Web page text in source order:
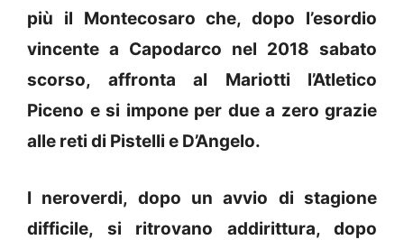
più il Montecosaro che, dopo l’esordio
vincente a Capodarco nel 2018 sabato
scorso, affronta al Mariotti l’Atletico
Piceno e si impone per due a zero grazie
alle reti di Pistelli e D’Angelo.
I neroverdi, dopo un avvio di stagione
difficile, si ritrovano addirittura, dopo